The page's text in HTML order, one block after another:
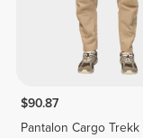
$90.87
Pantalon Cargo Trekk